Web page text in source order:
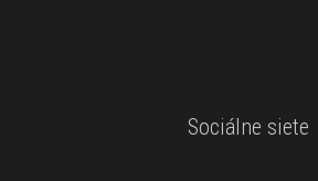
Sociálne siete